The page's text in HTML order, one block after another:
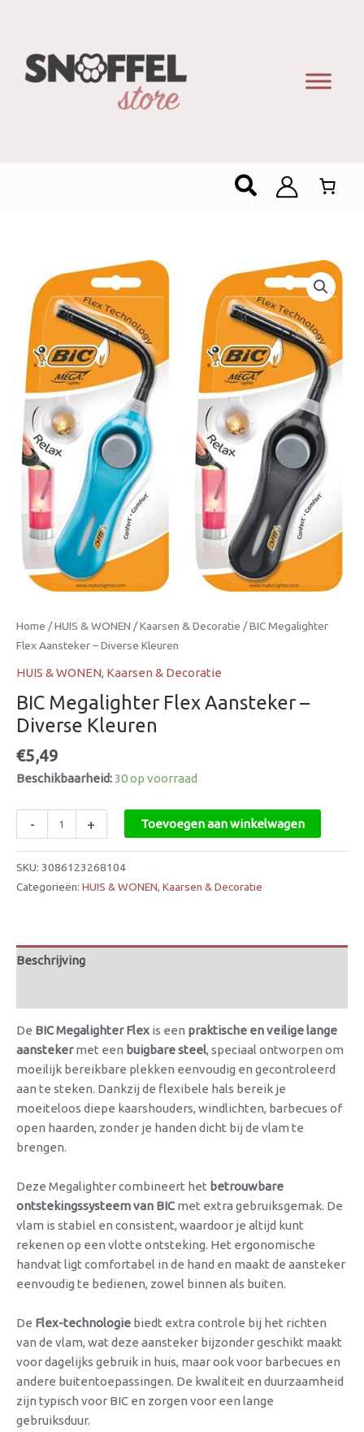
Zoeken
Home /HUIS & WONEN /Kaarsen & Decoratie / BIC Megalighter
Flex Aansteker – Diverse Kleuren
HUIS & WONEN, Kaarsen & Decoratie
BIC Megalighter Flex Aansteker –
Diverse Kleuren
€5,49
Beschikbaarheid:30 op voorraad
-
Megalighter
Flex
Aansteker
Diverse
Kleuren
aantal
+ Toevoegen aan winkelwagen
SKU: 3086123268104
Categorieën: HUIS & WONEN, Kaarsen & Decoratie
Beschrijving
De BIC Megalighter Flex is een praktische en veilige lange
aanstekermet een buigbare steel, speciaal ontworpen om
moeilijk bereikbare plekken eenvoudig en gecontroleerd
aan te steken. Dankzij de flexibele hals bereik je
moeiteloos diepe kaarshouders, windlichten, barbecues of
open haarden, zonder je handen dicht bij de vlam te
brengen.
Deze Megalighter combineert het betrouwbare
ontstekingssysteem van BIC met extra gebruiksgemak. De
vlam is stabiel en consistent, waardoor je altijd kunt
rekenen op een vlotte ontsteking. Het ergonomische
handvat ligt comfortabel in de hand en maakt de aansteker
eenvoudig te bedienen, zowel binnen als buiten.
De Flex-technologie biedt extra controle bij het richten
van de vlam, wat deze aansteker bijzonder geschikt maakt
voor dagelijks gebruik in huis, maar ook voor barbecues en
andere buitentoepassingen. De kwaliteit en duurzaamheid
zijn typisch voor BIC en zorgen voor een lange
gebruiksduur.